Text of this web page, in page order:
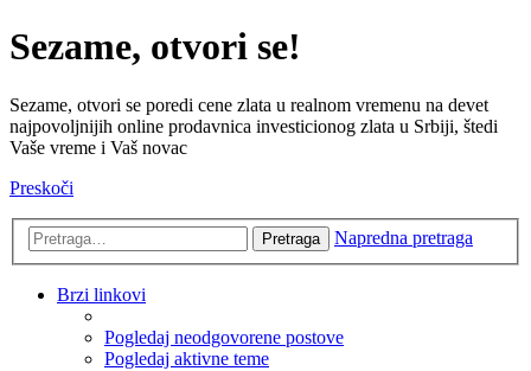
Sezame, otvori se!
Sezame, otvori se poredi cene zlata u realnom vremenu na devet
najpovoljnijih online prodavnica investicionog zlata u Srbiji, štedi
Vaše vreme i Vaš novac
Preskoči
Pretraga Napredna pretraga
Brzi linkovi
Pogledaj neodgovorene postove
Pogledaj aktivne teme